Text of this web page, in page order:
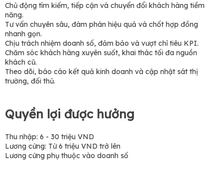
Chủ động tìm kiếm, tiếp cận và chuyển đổi khách hàng tiềm
năng.
Tư vấn chuyên sâu, đàm phán hiệu quả và chốt hợp đồng
nhanh gọn.
Chịu trách nhiệm doanh số, đảm bảo và vượt chỉ tiêu KPI.
Chăm sóc khách hàng xuyên suốt, khai thác tối đa nguồn
khách cũ.
Theo dõi, báo cáo kết quả kinh doanh và cập nhật sát thị
trường, đối thủ.
Quyền lợi được hưởng
Thu nhập: 6 - 30 triệu VND
Lương cứng: Từ 6 triệu VND trở lên
Lương cứng phụ thuộc vào doanh số